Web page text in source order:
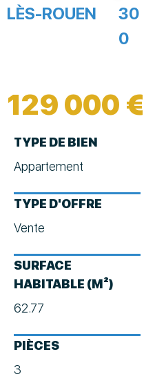
LÈS-ROUEN
30
0
129 000 €
TYPE DE BIEN
Appartement
TYPE D'OFFRE
Vente
SURFACE
HABITABLE (M²)
62.77
PIÈCES
3